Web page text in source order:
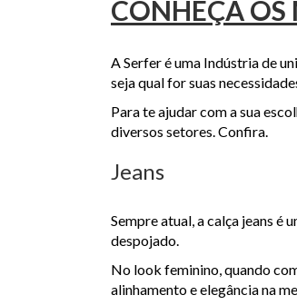
CONHEÇA OS
A Serfer é uma Indústria de
seja qual for suas
Para te ajudar com a sua
diversos setores. Confira.
Jeans
Sempre atual, a calça jeans é
despojado.
No look feminino, quando
alinhamento e elegância na